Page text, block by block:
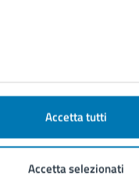
Accetta tutti
Accetta selezionati
pubblica